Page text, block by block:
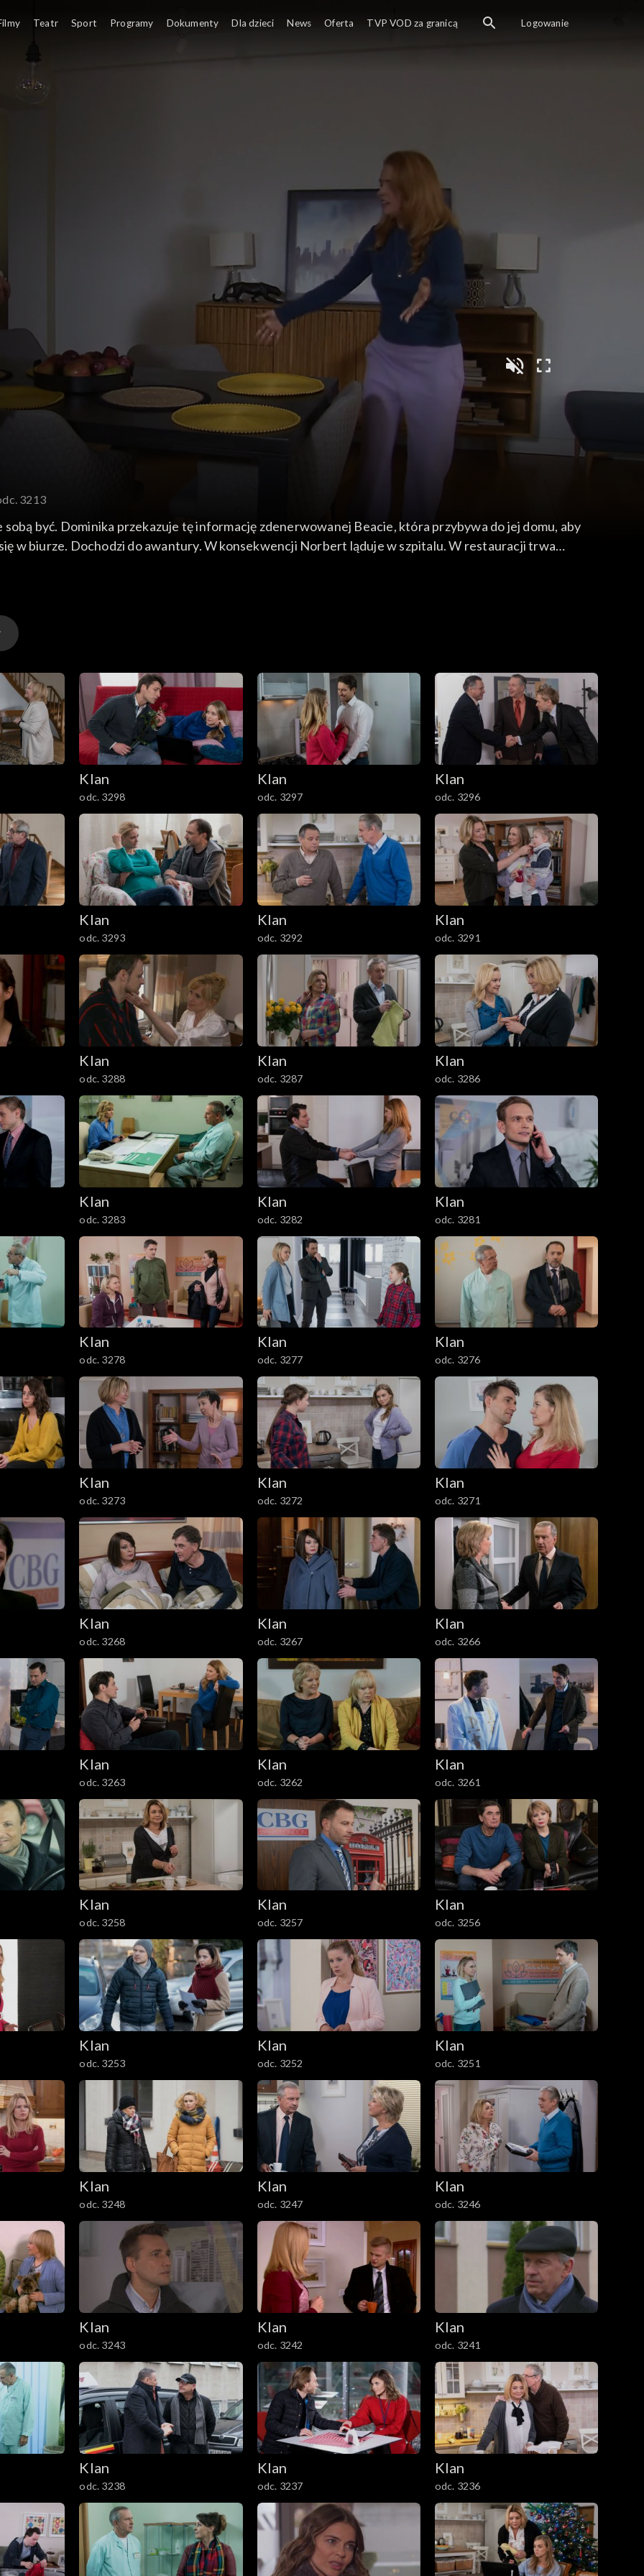
3213
być. Dominika przekazuje tę informację zdenerwowanej Beacie, która przybywa do jej domu, aby
w biurze. Dochodzi do awantury. W konsekwencji Norbert ląduje w szpitalu. W restauracji trwa
Kasjusza.
Klan
odc. 3298
Klan
odc. 3297
Klan
odc. 3296
Klan
odc. 3293
Klan
odc. 3292
Klan
odc. 3291
Klan
odc. 3288
Klan
odc. 3287
Klan
odc. 3286
Klan
odc. 3283
Klan
odc. 3282
Klan
odc. 3281
Klan
odc. 3278
Klan
odc. 3277
Klan
odc. 3276
Klan
odc. 3273
Klan
odc. 3272
Klan
odc. 3271
Klan
odc. 3268
Klan
odc. 3267
Klan
odc. 3266
Klan
odc. 3263
Klan
odc. 3262
Klan
odc. 3261
Klan
odc. 3258
Klan
odc. 3257
Klan
odc. 3256
Klan
odc. 3253
Klan
odc. 3252
Klan
odc. 3251
Klan
odc. 3248
Klan
odc. 3247
Klan
odc. 3246
Klan
odc. 3243
Klan
odc. 3242
Klan
odc. 3241
Klan
odc. 3238
Klan
odc. 3237
Klan
odc. 3236
Teatr Sport Programy Dokumenty Dla dzieci News Oferta TVP VOD za granicą Logowanie